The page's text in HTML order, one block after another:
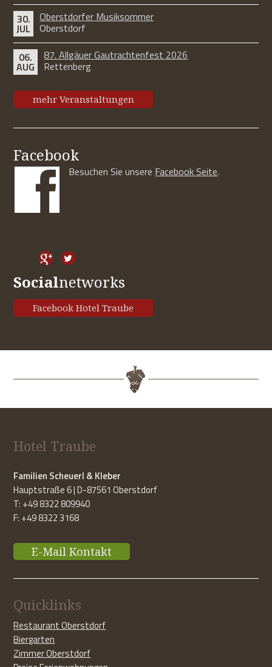
30.
JUL
Oberstdorfer Musiksommer
Oberstdorf
06.
AUG
87. Allgäuer Gautrachtenfest 2026
Rettenberg
mehr Veranstaltungen
Facebook
Besuchen Sie unsere Facebook Seite.
Socialnetworks
Facebook Hotel Traube
Hotel Traube
Familien Scheuerl & Kleber
Hauptstraße 6 | D-87561 Oberstdorf
T: +49 8322 809940
F: +49 8322 3168
E-Mail Kontakt
Quicklinks
Restaurant Oberstdorf
Biergarten
Zimmer Oberstdorf